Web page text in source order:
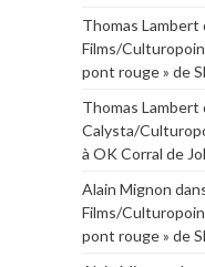
Thomas Lambert
Films/
pont rouge » de
Thomas Lambert
Calysta/
à OK Corral de
Alain Mignon
Films/
pont rouge » de